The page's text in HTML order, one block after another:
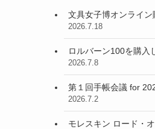
文具女子博オンライ
2026.7.18
ロルバーン100を購入
2026.7.8
第１回手帳会議 for
2026.7.2
モレスキン ロード・